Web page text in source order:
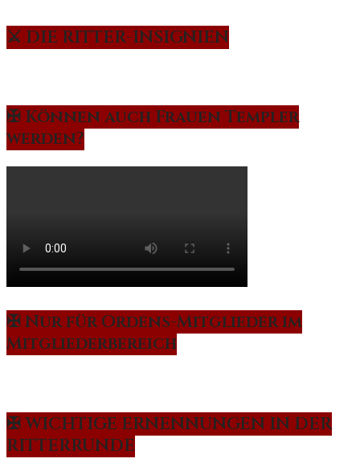
⚔️ DIE RITTER-INSIGNIEN
✠ Können auch Frauen Templer
werden?
✠ Nur für Ordens-Mitglieder im
Mitgliederbereich
✠ WICHTIGE ERNENNUNGEN IN DER
RITTERRUNDE